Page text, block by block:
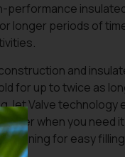
performance
longer periods of
and
for up to twice as
Valve technology
water when you need
opening for easy